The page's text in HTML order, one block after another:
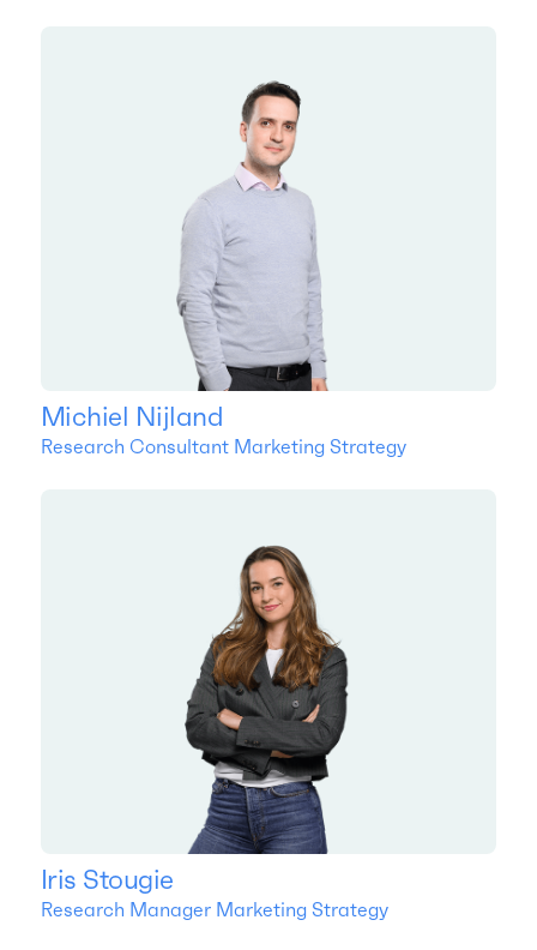
Michiel Nijland
Research Consultant Marketing Strategy
Iris Stougie
Research Manager Marketing Strategy